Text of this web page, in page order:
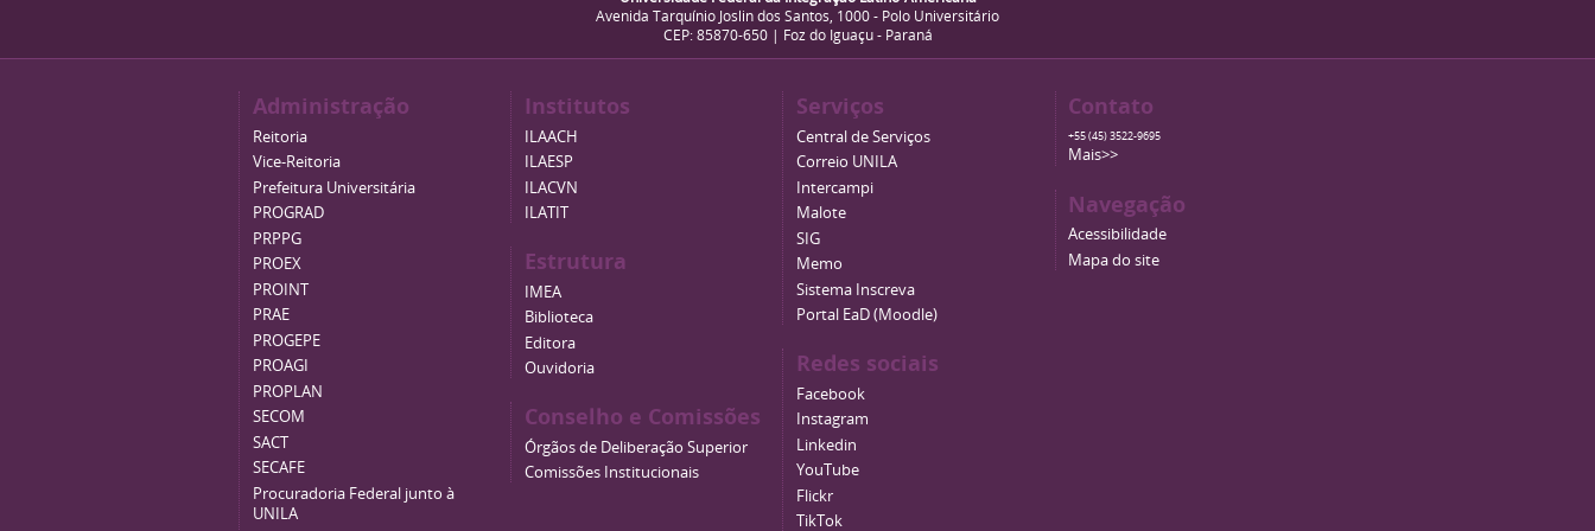
Avenida Tarquínio Joslin dos Santos, 1000 - Polo Universitário
CEP: 85870-650 | Foz do Iguaçu - Paraná
Administração
Reitoria
Vice-Reitoria
Prefeitura Universitária
PROGRAD
PRPPG
PROEX
PROINT
PRAE
PROGEPE
PROAGI
PROPLAN
SECOM
SACT
SECAFE
Procuradoria Federal junto à
UNILA
Institutos
ILAACH
ILAESP
ILACVN
ILATIT
Estrutura
IMEA
Biblioteca
Editora
Ouvidoria
Conselho e Comissões
Órgãos de Deliberação Superior
Comissões Institucionais
Serviços
Central de Serviços
Correio UNILA
Intercampi
Malote
SIG
Memo
Sistema Inscreva
Portal EaD (Moodle)
Redes sociais
Facebook
Instagram
Linkedin
YouTube
Flickr
TikTok
Contato
+55 (45) 3522-9695
Mais>>
Navegação
Acessibilidade
Mapa do site